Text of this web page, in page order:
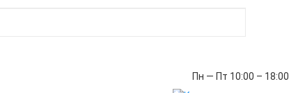
Пн — Пт 10:00 – 18:00